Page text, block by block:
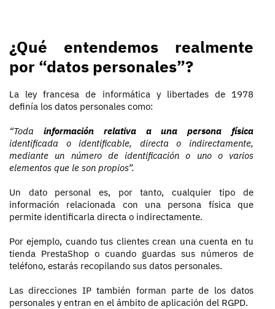
¿Qué entendemos realmente
por “datos personales”?
La ley francesa de informática y libertades de 1978
definía los datos personales como:
“Toda información relativa a una persona física
identificada o identificable, directa o indirectamente,
mediante un número de identificación o uno o varios
elementos que le son propios”.
Un dato personal es, por tanto, cualquier tipo de
información relacionada con una persona física que
permite identificarla directa o indirectamente.
Por ejemplo, cuando tus clientes crean una cuenta en tu
tienda PrestaShop o cuando guardas sus números de
teléfono, estarás recopilando sus datos personales.
Las direcciones IP también forman parte de los datos
personales y entran en el ámbito de aplicación del RGPD.